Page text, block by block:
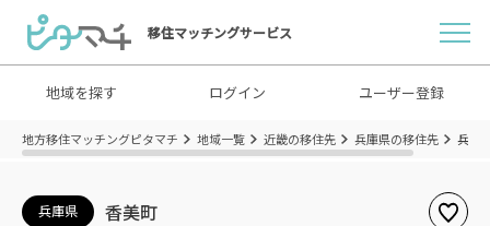
移住マッチングサービス
地域を探す ログイン ユーザー登録
地方移住マッチングピタマチ 地域一覧 近畿の移住先 兵庫県の移住先 兵庫
兵庫県 香美町